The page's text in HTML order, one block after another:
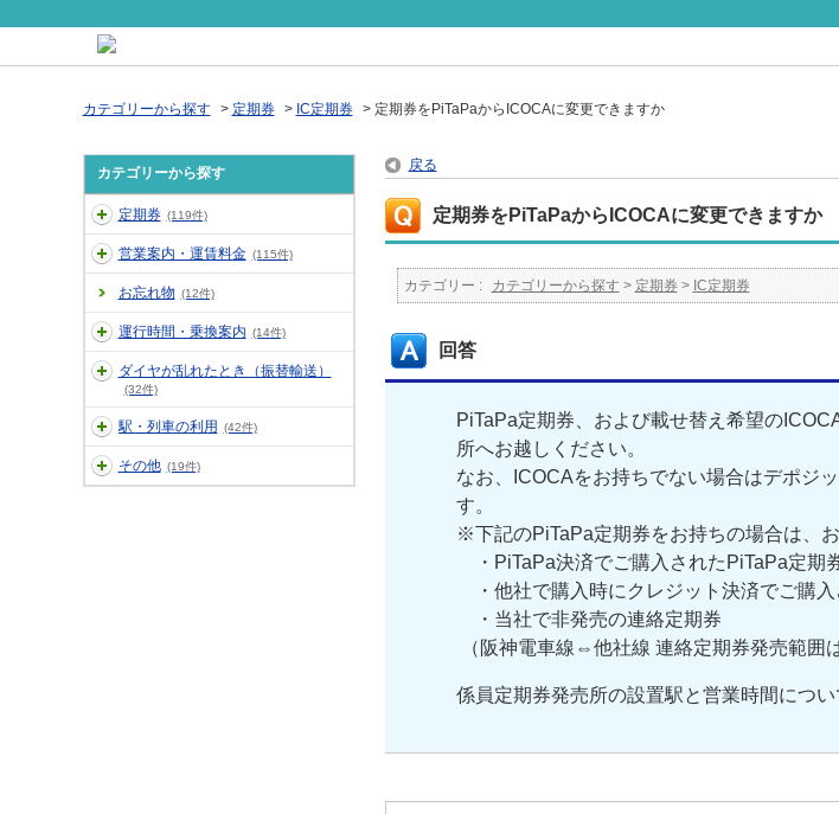
カテゴリーから探す > 定期券 > IC定期券 > 定期券をPiTaPaからICOCAに変更できますか
カテゴリーから探す
定期券 (119件)
営業案内・運賃料金 (115件)
お忘れ物 (12件)
運行時間・乗換案内 (14件)
ダイヤが乱れたとき（振替輸送）
(32件)
駅・列車の利用 (42件)
その他 (19件)
戻る
定期券をPiTaPaからICOCAに変更できますか
カテゴリー : カテゴリーから探す > 定期券 > IC定期券
回答
PiTaPa定期券、および載せ替え希望の
所へお越しください。
なお、ICOCAをお持ちでない場合はデポジ
す。
※下記のPiTaPa定期券をお持ちの場合は、
・PiTaPa決済でご購入されたPiTaPa定期
・他社で購入時にクレジット決済でご購入
・当社で非発売の連絡定期券
（阪神電車線⇔他社線 連絡定期券発売範囲
係員定期券発売所の設置駅と営業時間につい